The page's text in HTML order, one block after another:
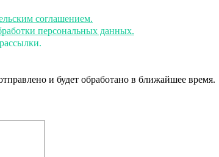
соглашением.
персональных данных.
и будет обработано в ближайшее время.